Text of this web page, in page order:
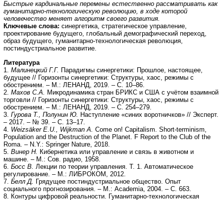
Быстрые кардинальные перемены естественно рассматривать как
гуманитарно-технологическую революцию, в ходе которой
человечество меняет алгоритм своего развития.
Ключевые слова: синергетика, стратегическое управление,
проектирование будущего, глобальный демографический переход,
образ будущего, гуманитарно-технологическая революция,
постиндустриальное развитие.
Литература
1. Малинецкий Г.Г. Парадигмы синергетики: Прошлое, настоящее,
будущее // Горизонты синергетики: Структуры, хаос, режимы с
обострением. – М.: ЛЕНАНД, 2019. – С. 10–86.
2. Махов С.А.
Микродинамика стран БРИКС и США с учётом взаимной
торговли // Горизонты синергетики: Структуры, хаос, режимы с
обострением. – М.: ЛЕНАНД, 2019. – С. 254–279.
3. Гурова Т., Полунин Ю.
Наступление «синих воротничков» // Эксперт.
– 2017. – № 39. – С. 13–17.
4. Weizsäker E.U., Wijkman A. Come on! Capitalism. Short-terminism,
Population and the Destruction of the Planet. F Report to the Club of the
Roma. – N.Y.: Springer Nature, 2018.
5. Винер Н. Кибернетика или управление и связь в животном и
машине. – М.: Сов. радио, 1958.
6. Босс В. Лекции по теории управления. Т. 1. Автоматическое
регулирование. – М.: ЛИБРОКОМ, 2012.
7. Белл Д.
Грядущее постиндустриальное общество. Опыт
социального прогнозирования. – М.: Academia, 2004. – С. 663.
8. Контуры цифровой реальности. Гуманитарно-технологическая